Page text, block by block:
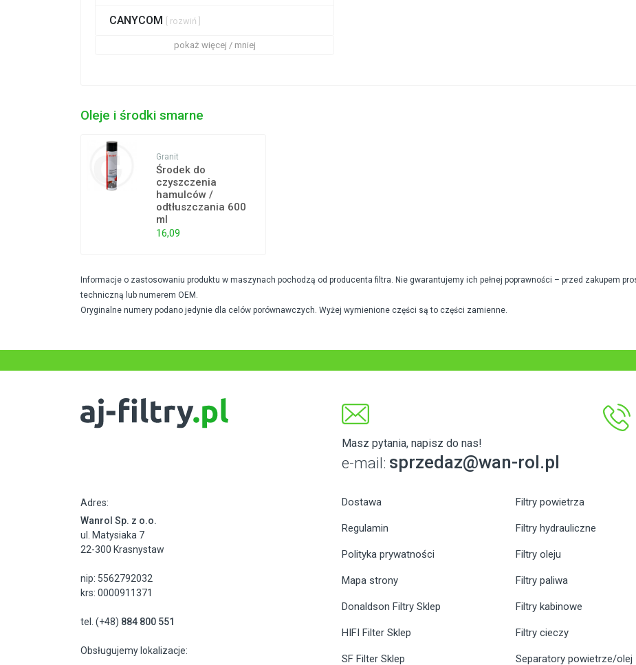
CANYCOM [ rozwiń ]
pokaż więcej / mniej
Oleje i środki smarne
Granit
Środek do
czyszczenia
hamulców /
odtłuszczania 600
ml
16,09
Informacje o zastosowaniu produktu w maszynach pochodzą od producenta filtra. Nie gwarantujemy ich pełnej poprawności – przed zakupem
techniczną lub numerem OEM.
Oryginalne numery podano jedynie dla celów porównawczych. Wyżej wymienione części są to części zamienne.
Masz pytania, napisz do nas!
e-mail: sprzedaz@wan-rol.pl
Adres:
Wanrol Sp. z o.o.
ul. Matysiaka 7
22-300 Krasnystaw
nip: 5562792032
krs: 0000911371
tel. (+48) 884 800 551
Obsługujemy lokalizacje:
Dostawa
Regulamin
Polityka prywatności
Mapa strony
Donaldson Filtry Sklep
HIFI Filter Sklep
SF Filter Sklep
Filtry powietrza
Filtry hydrauliczne
Filtry oleju
Filtry paliwa
Filtry kabinowe
Filtry cieczy
Separatory powietrze/olej